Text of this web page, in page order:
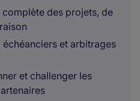
des projets, de
et arbitrages
et challenger les